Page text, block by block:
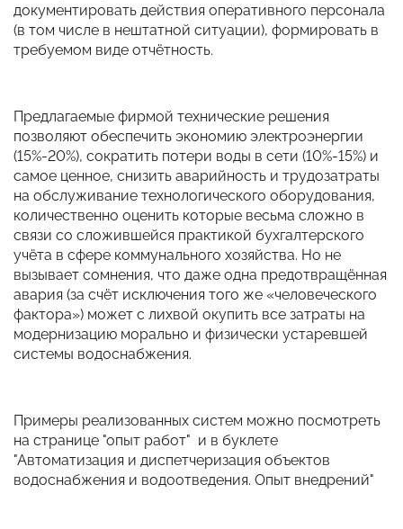
документировать действия оперативного персонала
(в том числе в нештатной ситуации), формировать в
требуемом виде отчётность.
Предлагаемые фирмой технические решения
позволяют обеспечить экономию электроэнергии
(15%-20%), сократить потери воды в сети (10%-15%) и
самое ценное, снизить аварийность и трудозатраты
на обслуживание технологического оборудования,
количественно оценить которые весьма сложно в
связи со сложившейся практикой бухгалтерского
учёта в сфере коммунального хозяйства. Но не
вызывает сомнения, что даже одна предотвращённая
авария (за счёт исключения того же «человеческого
фактора») может с лихвой окупить все затраты на
модернизацию морально и физически устаревшей
системы водоснабжения.
Примеры реализованных систем можно посмотреть
на странице "опыт работ" и в буклете
"Автоматизация и диспетчеризация объектов
водоснабжения и водоотведения. Опыт внедрений"